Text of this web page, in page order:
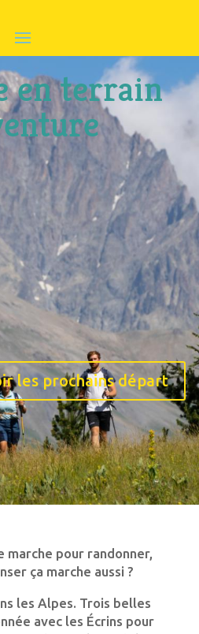
en terrain
les prochains départ
marche pour randonner,
ça marche aussi ?
les Alpes. Trois belles
avec les Écrins pour